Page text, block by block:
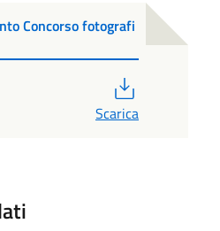
Concorso fotografi
Scarica